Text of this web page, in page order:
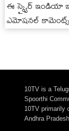
ఈ స్క్వైర్ ఇండియా
ఎమోషనల్ కామెంట్స్
10TV is a
Spoorthi
10TV primarily
Andhra